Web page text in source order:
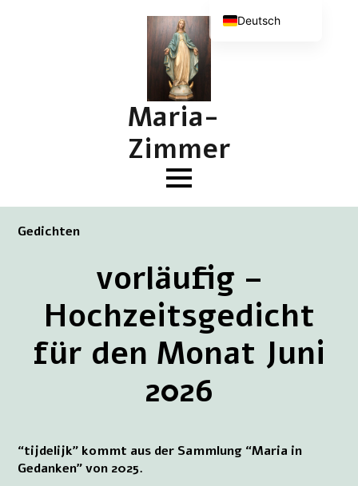
Maria-
Zimmer
Gedichten
vorläufig –
Hochzeitsgedicht
für den Monat Juni
2026
“tijdelijk” kommt aus der Sammlung “Maria in
Gedanken” von 2025.
Deutsch